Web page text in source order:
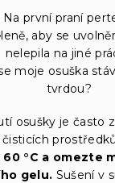
Na první praní
aby se
nelepila na jiné
moje osuška
tvrdou?
osušky je často
60 °C a omezte
gelu. Sušení v